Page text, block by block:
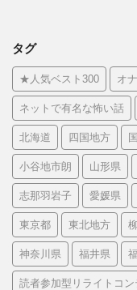
タグ
★人気ベスト300 オ
ネットで有名な怖い話
北海道 四国地方
小谷地市朗 山形県
志那羽岩子 愛媛県
東京都 東北地方
神奈川県 福井県
読者参加型リライトコン